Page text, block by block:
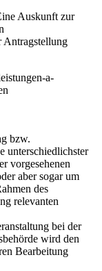
Auskunft zur
Antragstellung
a-
bzw.
unterschiedlichster
vorgesehenen
aber sogar um
des
relevanten
bei der
wird den
Bearbeitung